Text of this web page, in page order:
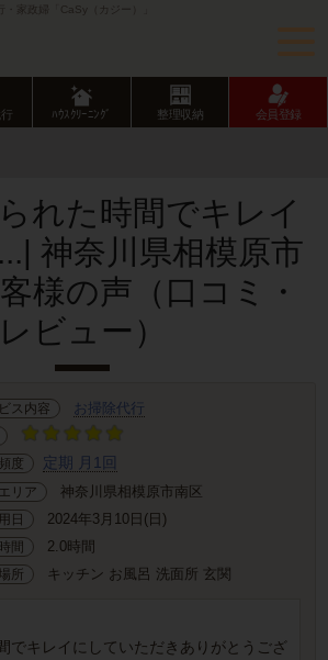
・家政婦「CaSy（カジー）」
ﾊｳｽｸﾘｰﾆﾝｸﾞ 整理収納 会員登録
れた時間でキレイ
神奈川県相模原市
様の声（口コミ・
レビュー）
ス内容 お掃除代行
度
定期 月1回
リア 神奈川県相模原市南区
日 2024年3月10日(日)
間 2.0時間
所 キッチン お風呂 洗面所 玄関
でキレイにしていただきありがとうござ